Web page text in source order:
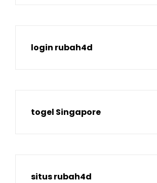
login rubah4d
togel Singapore
situs rubah4d